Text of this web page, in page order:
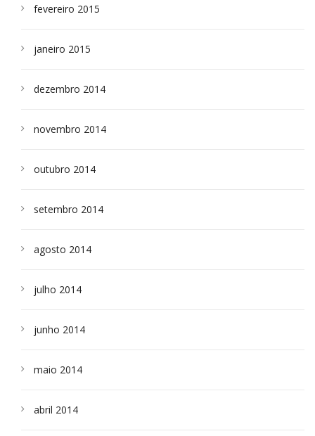
fevereiro 2015
janeiro 2015
dezembro 2014
novembro 2014
outubro 2014
setembro 2014
agosto 2014
julho 2014
junho 2014
maio 2014
abril 2014